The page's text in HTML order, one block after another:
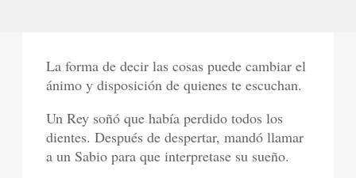
La forma de decir las cosas puede cambiar el
ánimo y disposición de quienes te escuchan.
Un Rey soñó que había perdido todos los
dientes. Después de despertar, mandó llamar
a un Sabio para que interpretase su sueño.